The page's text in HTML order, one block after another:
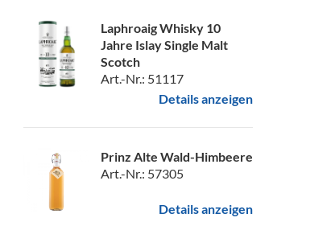
Laphroaig Whisky 10
Jahre Islay Single Malt
Scotch
Art.-Nr.: 51117
Details anzeigen
Prinz Alte Wald-Himbeere
Art.-Nr.: 57305
Details anzeigen